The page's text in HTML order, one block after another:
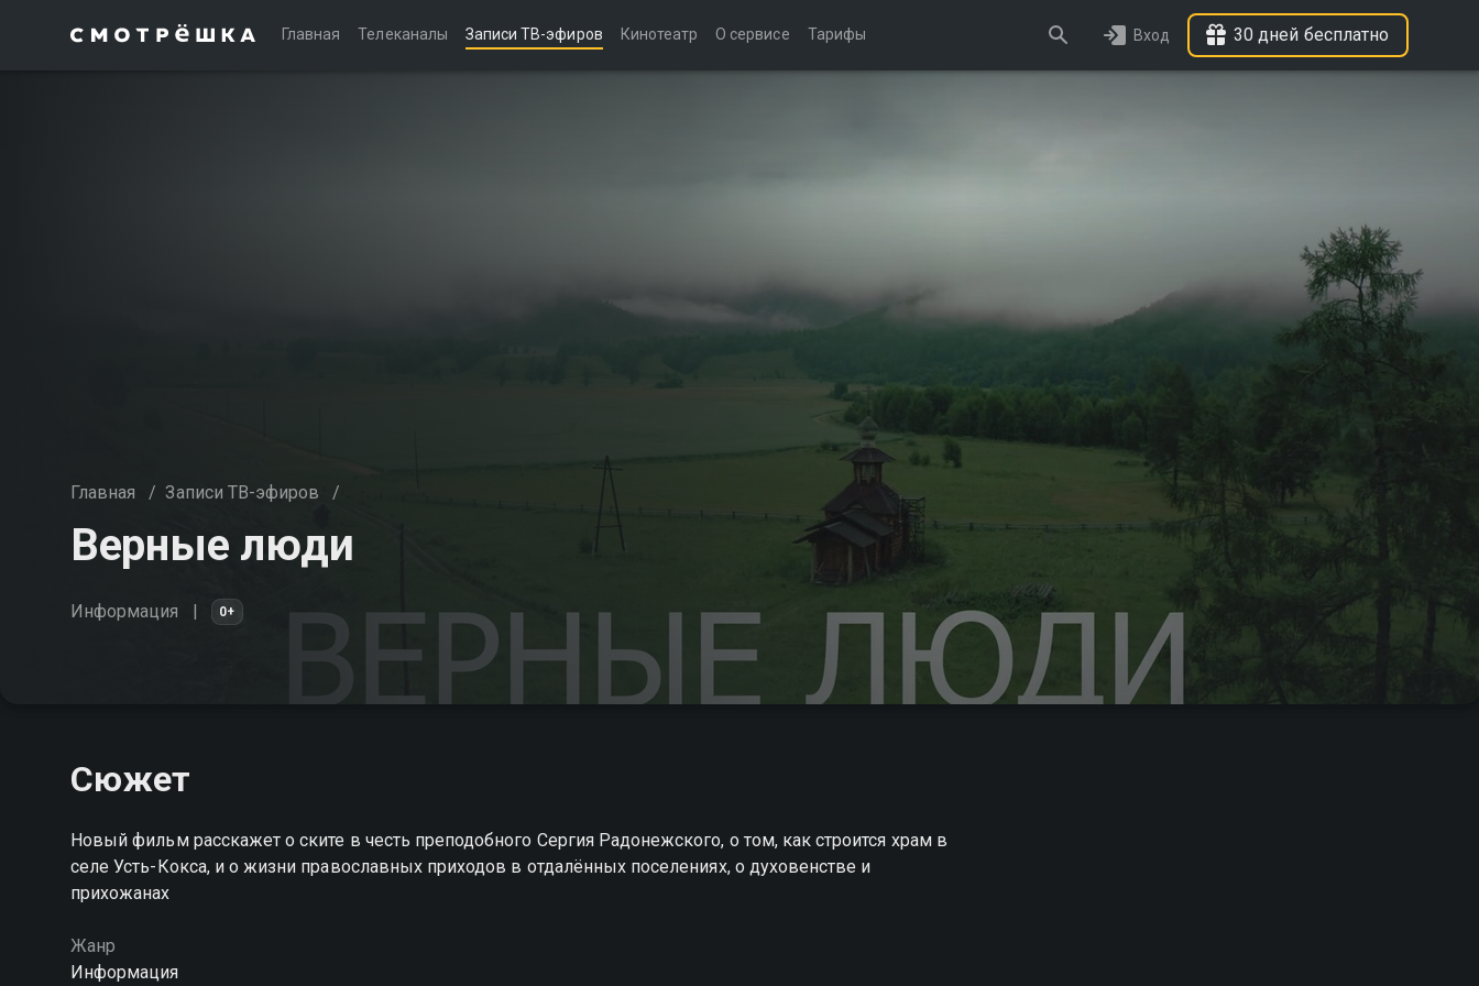
Главная Телеканалы Записи ТВ-эфиров Кинотеатр О сервисе Тарифы Вход 30 дней бесплатно
Главная / Записи ТВ-эфиров /
Верные люди
Информация 0+
Сюжет
Новый фильм расскажет о ските в честь преподобного Сергия Радонежского, о том, как строится храм в
селе Усть-Кокса, и о жизни православных приходов в отдалённых поселениях, о духовенстве и
прихожанах
Жанр
Информация